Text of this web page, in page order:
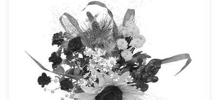
Růže 40cm
Bonboniery
Na pohřeb